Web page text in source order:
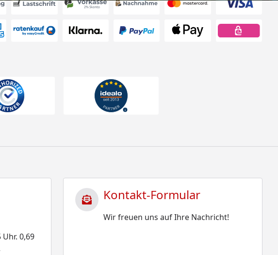
Uhr. 0,69
Kontakt-Formular
Wir freuen uns auf Ihre Nachricht!